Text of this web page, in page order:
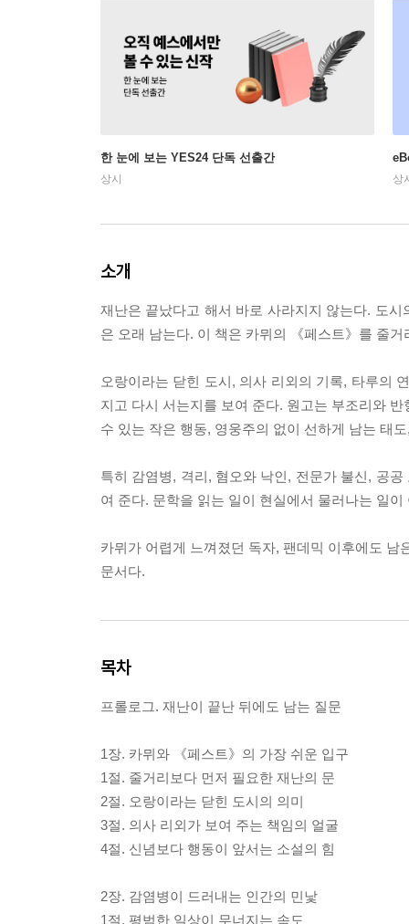
한 눈에 보는 YES24 단독 선출간
상시 상
소개
재난은 끝났다고 해서 바로 사라지지 않는다. 도
은 오래 남는다. 이 책은 카뮈의 《페스트》를 줄
오랑이라는 닫힌 도시, 의사 리외의 기록, 타루의
지고 다시 서는지를 보여 준다. 원고는 부조리와
수 있는 작은 행동, 영웅주의 없이 선하게 남는 태
특히 감염병, 격리, 혐오와 낙인, 전문가 불신, 공
여 준다. 문학을 읽는 일이 현실에서 물러나는 일
카뮈가 어렵게 느껴졌던 독자, 팬데믹 이후에도
문서다.
목차
프롤로그. 재난이 끝난 뒤에도 남는 질문
1장. 카뮈와 《페스트》의 가장 쉬운 입구
1절. 줄거리보다 먼저 필요한 재난의 문
2절. 오랑이라는 닫힌 도시의 의미
3절. 의사 리외가 보여 주는 책임의 얼굴
4절. 신념보다 행동이 앞서는 소설의 힘
2장. 감염병이 드러내는 인간의 민낯
1절. 평범한 일상이 무너지는 속도